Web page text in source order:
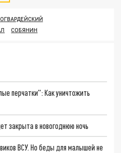
СОБЯНИН
перчатки": Как уничтожить
закрыта в новогоднюю ночь
ВСУ. Но беды для малышей не